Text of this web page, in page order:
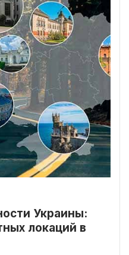
Украины:
локаций в